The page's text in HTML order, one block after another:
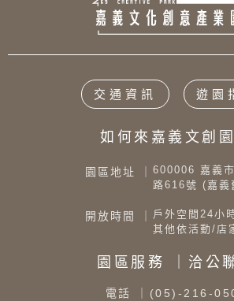
交通資訊 遊園
如何來嘉義文創
園區地址 ｜ 600006 嘉義
路616號 (嘉義
開放時間 ｜ 戶外空間24小
其他依活動/店
園區服務 ｜洽公
電話 ｜(05)-216-